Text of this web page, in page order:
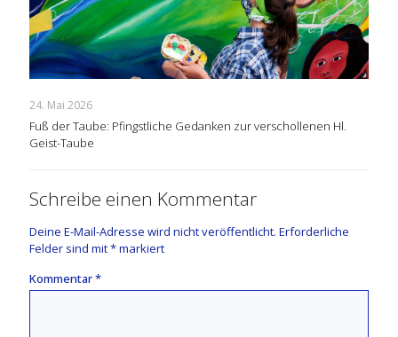
24. Mai 2026
Fuß der Taube: Pfingstliche Gedanken zur verschollenen Hl.
Geist-Taube
Schreibe einen Kommentar
Deine E-Mail-Adresse wird nicht veröffentlicht. Erforderliche
Felder sind mit*markiert
Kommentar*